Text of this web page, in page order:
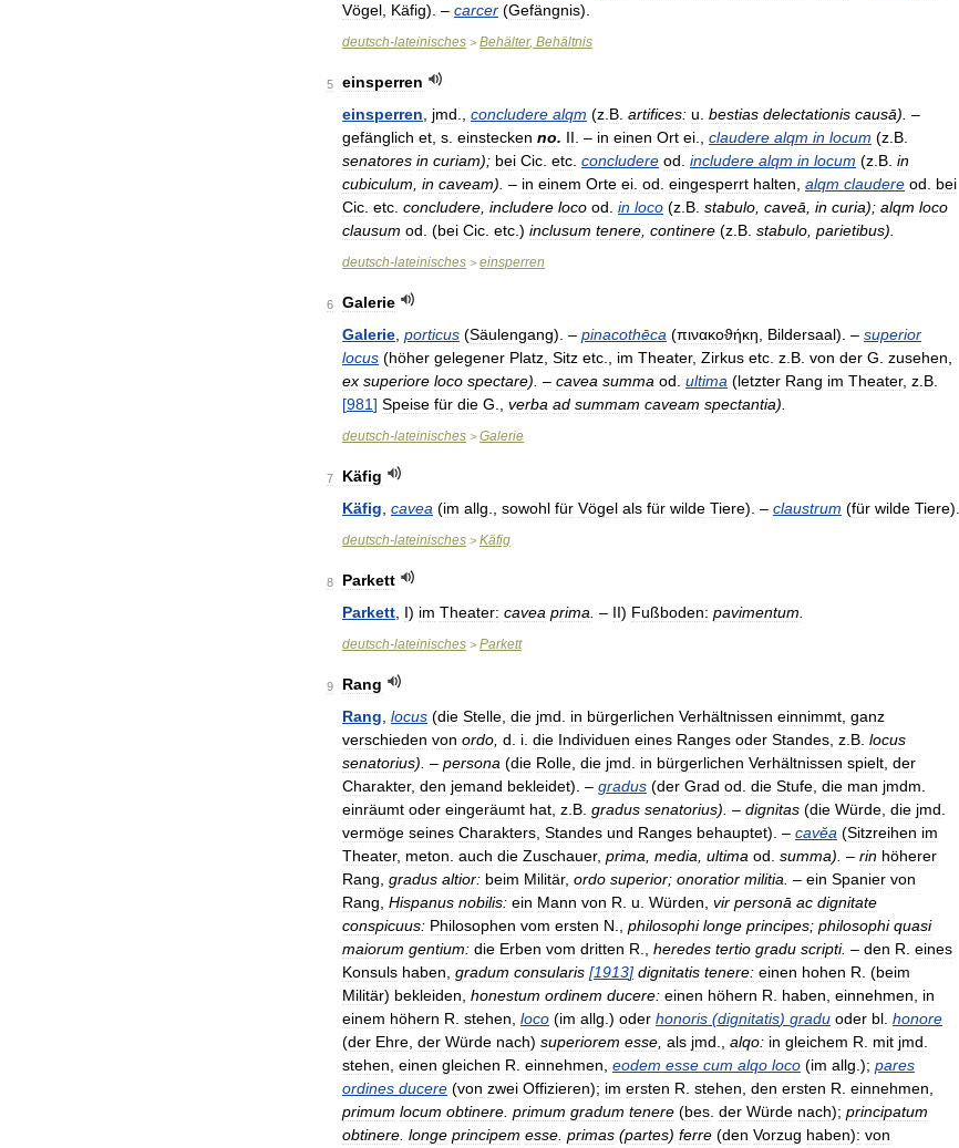
Vögel Käfig). – carcer (Gefängnis).
deutsch-lateinisches > Behälter, Behältnis
5
einsperren
einsperren
jmd concludere alqm (z B artifices: u bestias delectationis causā). –
gefänglich et s einstecken no. II . – in einen Ort ei claudere alqm in locum (z B
senatores in curiam); bei Cic etc concludere od includere alqm in locum (z B in
cubiculum in caveam). – in einem Orte ei od eingesperrt halten alqm claudere od
bei
Cic etc concludere includere loco od in loco (z B stabulo caveā in curia); alqm loco
clausum od . (bei Cic etc .) inclusum tenere continere (z B stabulo parietibus).
deutsch-lateinisches > einsperren
6
Galerie
Galerie porticus (Säulengang). – pinacothēca (πινακοϑήκη Bildersaal). – superior
locus (höher gelegener Platz Sitz etc im Theater, Zirkus etc z B von der G zusehen
ex superiore loco spectare). – cavea summa od ultima (letzter Rang im Theater, z B
[981] Speise für die G verba ad summam caveam spectantia).
deutsch-lateinisches > Galerie
7
Käfig
Käfig cavea (im allg sowohl für Vögel als für wilde Tiere). – claustrum (für wilde Tiere).
deutsch-lateinisches > Käfig
8
Parkett
Parkett I) im Theater: cavea prima – II) Fußboden: pavimentum
deutsch-lateinisches > Parkett
9
Rang
Rang locus (die Stelle die jmd in bürgerlichen Verhältnissen einnimmt ganz
verschieden von ordo d i die Individuen eines Ranges oder Standes z B locus
senatorius). – persona (die Rolle die jmd in bürgerlichen Verhältnissen spielt der
Charakter, den jemand bekleidet). – gradus (der Grad od die Stufe die man jmdm
einräumt oder eingeräumt hat z B gradus senatorius). – dignitas (die Würde die jmd
vermöge seines Charakters Standes und Ranges behauptet). – cavĕa (Sitzreihen im
Theater, meton auch die Zuschauer, prima media ultima od summa). – rin höherer
Rang gradus altior: beim Militär, ordo superior; onoratior militia – ein Spanier von
Rang Hispanus nobilis: ein Mann von R u Würden vir personā ac dignitate
conspicuus: Philosophen vom ersten N philosophi longe principes; philosophi quasi
maiorum gentium: die Erben vom dritten R heredes tertio gradu scripti. – den R eines
Konsuls haben gradum consularis [1913] dignitatis tenere: einen hohen R . (beim
Militär) bekleiden honestum ordinem ducere: einen höhern R haben einnehmen
in
einem höhern R stehen loco (im allg .) oder honoris (dignitatis) gradu oder bl honore
(der Ehre der Würde nach) superiorem esse als jmd alqo: in gleichem R mit jmd
stehen einen gleichen R einnehmen eodem esse cum alqo loco (im allg .); pares
ordines ducere (von zwei Offizieren); im ersten R stehen den ersten R einnehmen
primum locum obtinere primum gradum tenere (bes der Würde nach); principatum
obtinere longe principem esse primas (partes) ferre (den Vorzug haben): von